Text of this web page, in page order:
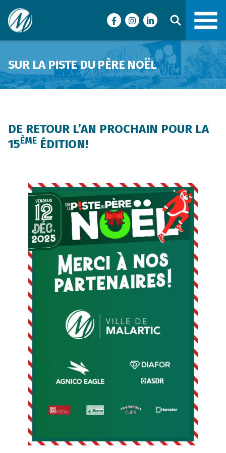
Ville de Malartic
FacebookInstagramLinkedIn
SUR LA PISTE DU PÈRE NOËL
DE RETOUR L’AN PROCHAIN POUR LA
15ÈME ÉDITION!